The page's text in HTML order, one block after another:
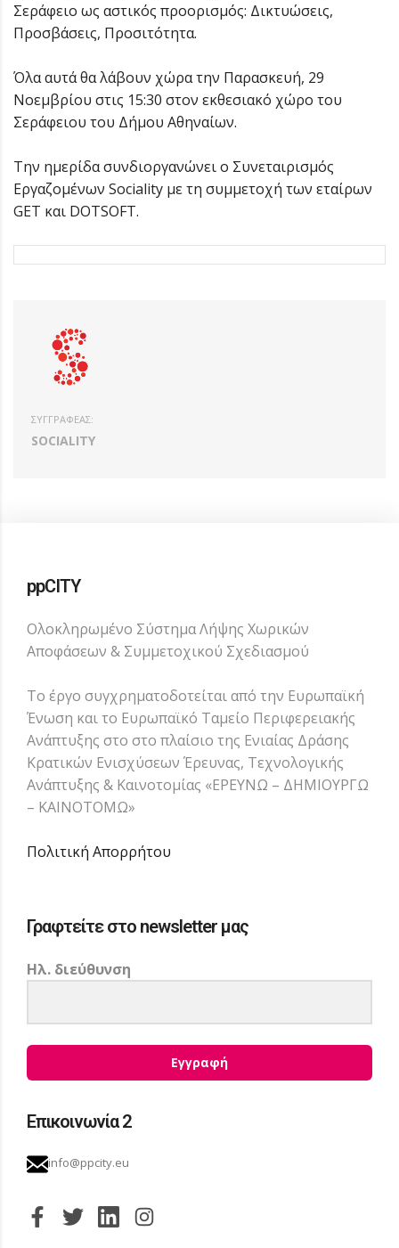
Σεράφειο ως αστικός προορισμός: Δικτυώσεις,
Προσβάσεις, Προσιτότητα.
Όλα αυτά θα λάβουν χώρα την Παρασκευή, 29
Νοεμβρίου στις 15:30 στον εκθεσιακό χώρο του
Σεράφειου του Δήμου Αθηναίων.
Την ημερίδα συνδιοργανώνει ο Συνεταιρισμός
Εργαζομένων Sociality με τη συμμετοχή των εταίρων
GET και DOTSOFT.
ΣΥΓΓΡΑΦΈΑΣ:
SOCIALITY
ppCITY
Ολοκληρωμένο Σύστημα Λήψης Χωρικών
Αποφάσεων & Συμμετοχικού Σχεδιασμού
Το έργο συγχρηματοδοτείται από την Ευρωπαϊκή
Ένωση και το Ευρωπαϊκό Ταμείο Περιφερειακής
Ανάπτυξης στο στο πλαίσιο της Ενιαίας Δράσης
Κρατικών Ενισχύσεων Έρευνας, Τεχνολογικής
Ανάπτυξης & Καινοτομίας «ΕΡΕΥΝΩ – ΔΗΜΙΟΥΡΓΩ
– ΚΑΙΝΟΤΟΜΩ»
Πολιτική Απορρήτου
Γραφτείτε στο newsletter μας
Ηλ. διεύθυνση
Εγγραφή
Επικοινωνία 2
info@ppcity.eu